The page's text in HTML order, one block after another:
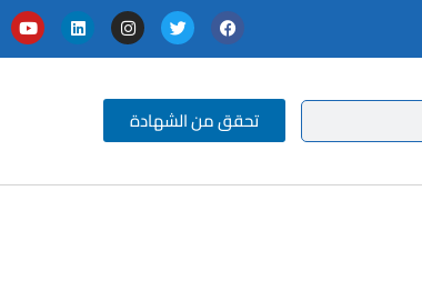
تحقق من الشهادة